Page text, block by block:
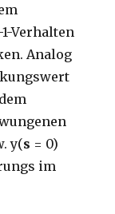
Verhalten
Analog
y(s = 0)
im